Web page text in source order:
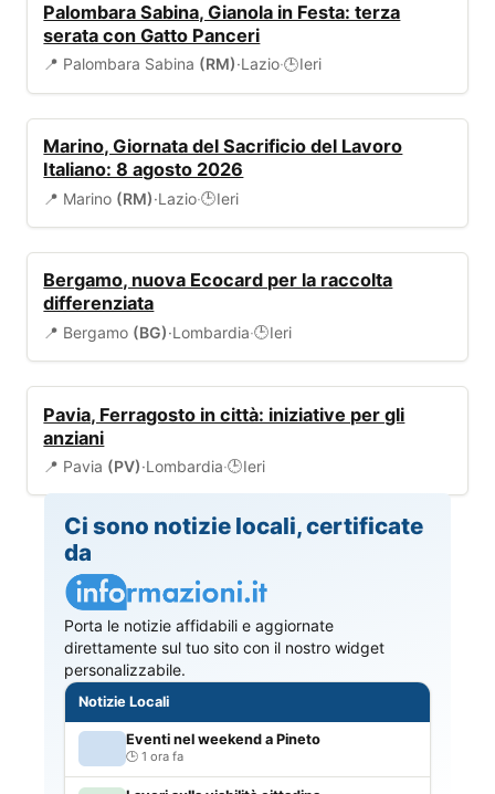
Palombara Sabina, Gianola in Festa: terza
serata con Gatto Panceri
📍 Palombara Sabina (RM)·Lazio·🕒Ieri
Marino, Giornata del Sacrificio del Lavoro
Italiano: 8 agosto 2026
📍 Marino (RM)·Lazio·🕒Ieri
Bergamo, nuova Ecocard per la raccolta
differenziata
📍 Bergamo (BG)·Lombardia·🕒Ieri
Pavia, Ferragosto in città: iniziative per gli
anziani
📍 Pavia (PV)·Lombardia·🕒Ieri
Ci sono notizie locali, certificate
da
Porta le notizie affidabili e aggiornate
direttamente sul tuo sito con il nostro widget
personalizzabile.
Notizie Locali
Eventi nel weekend a Pineto
1 ora fa